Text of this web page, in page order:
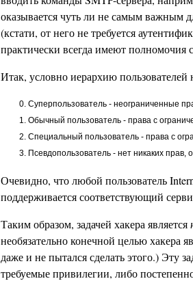
оказывается чуть ли не самым важным
(кстати, от него не требуется
практически всегда имеют полномочия
Итак, условно иерархию
Суперпользователь - неограниченные
Обычный пользователь - права с
Специальный пользователь - права с
Псевдопользователь - нет никаких
Очевидно, что любой пользователь
поддерживается соответствующий
Таким образом, задачей хакера является
необязательно конечной целью хакера
даже и не пытался сделать этого.) Эту
требуемые привилегии, либо